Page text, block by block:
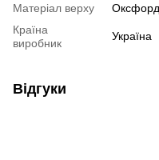
Матеріал верху
Оксфорд
Країна
виробник
Україна
Відгуки